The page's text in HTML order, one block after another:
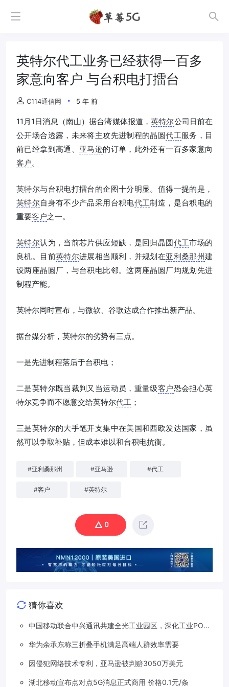
英特尔代工业务已经获得一百多
家意向客户 与台积电打擂台
C114通信网 5 年 前
11月1日消息（南山）据台湾媒体报道，英特尔公司日前在
公开场合透露，未来将主攻先进制程的晶圆代工服务，目
前已经拿到高通、 亚马逊的订单，此外还有一百多家意向
客户。
英特尔与台积电打擂台的企图十分明显。值得一提的是，
英特尔自身有不少产品采用台积电代工制造，是台积电的
重要客户之一。
英特尔认为，当前芯片供应短缺，是回归晶圆代工市场的
良机。目前英特尔进展相当顺利，并规划在亚利桑那州建
设两座晶圆厂，与台积电比邻。这两座晶圆厂均规划先进
制程产能。
英特尔同时宣布，与微软、谷歌达成合作推出新产品。
据台媒分析，英特尔的劣势有三点。
一是先进制程落后于台积电；
二是英特尔既当裁判又当运动员，重量级客户恐会担心英
特尔竞争而不愿意交给英特尔代工 ；
三是英特尔的大手笔开支集中在美国和西欧发达国家，虽
然可以争取补贴，但成本难以和台积电抗衡。
#亚利桑那州 #亚马逊 #代工
#客户 #英特尔
0
猜你喜欢
中国移动联合中兴通讯共建全光工业园区，深化工业PON
华为余承东称三折叠手机满足高端人群效率需要
因侵犯网络技术专利，亚马逊被判赔3050万美元
湖北移动宣布点对点5G消息正式商用 价格0.1元/条